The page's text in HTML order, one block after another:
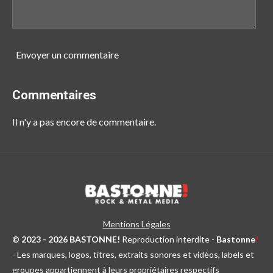
Envoyer un commentaire
Commentaires
Il n'y a pas encore de commentaire.
Mentions Légales
© 2023 - 2026 BASTONNE! Reproduction interdite - Bastonne!
- Les marques, logos, titres, extraits sonores et vidéos, labels et
groupes appartiennent à leurs propriétaires respectifs